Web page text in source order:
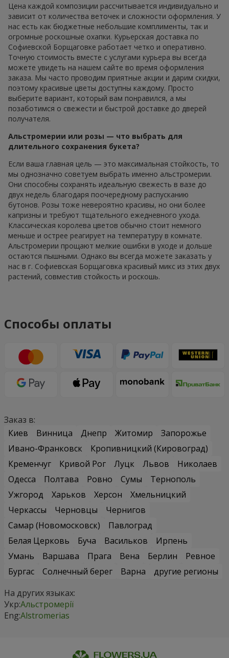
Цена каждой композиции рассчитывается индивидуально и
зависит от количества веточек и сложности оформления. У
нас есть как бюджетные небольшие комплименты, так и
огромные роскошные охапки. Курьерская доставка по
Софиевской Борщаговке работает четко и оперативно.
Точную стоимость вместе с услугами курьера вы всегда
можете увидеть на нашем сайте во время оформления
заказа. Мы часто проводим приятные акции и дарим скидки,
поэтому красивые цветы доступны каждому. Просто
выберите вариант, который вам понравился, а мы
позаботимся о свежести и быстрой доставке до дверей
получателя.
Альстромерии или розы — что выбрать для
длительного сохранения букета?
Если ваша главная цель — это максимальная стойкость, то
мы однозначно советуем выбрать именно альстромерии.
Они способны сохранять идеальную свежесть в вазе до
двух недель благодаря поочередному распусканию
бутонов. Розы тоже невероятно красивы, но они более
капризны и требуют тщательного ежедневного ухода.
Классическая королева цветов обычно стоит немного
меньше и острее реагирует на температуру в комнате.
Альстромерии прощают мелкие ошибки в уходе и дольше
остаются пышными. Однако вы всегда можете заказать у
нас в г. Софиевская Борщаговка красивый микс из этих двух
растений, совместив стойкость и роскошь.
Способы оплаты
Заказ в:
Киев
Винница Днепр Житомир
Запорожье
Ивано-Франковск
Кропивницкий (Кировоград)
Кременчуг
Кривой Рог Луцк Львов
Николаев
Одесса
Полтава Ровно Сумы
Тернополь
Ужгород
Харьков Херсон
Хмельницкий
Черкассы
Черновцы
Чернигов
Самар (Новомосковск)
Павлоград
Белая Церковь
Буча Васильков
Ирпень
Умань
Варшава Прага Вена Берлин
Ревное
Бургас
Солнечный берег Варна
другие регионы
На других языках:
Укр:Альстромерії
Eng:Alstromerias